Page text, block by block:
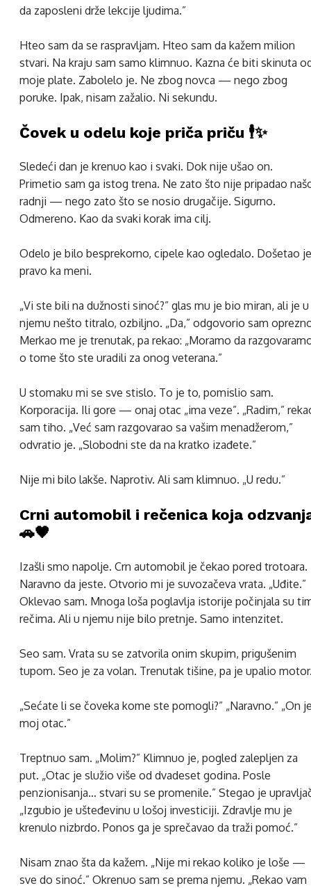
da zaposleni drže lekcije ljudima.”
Hteo sam da se raspravljam. Hteo sam da kažem milion
stvari. Na kraju sam samo klimnuo. Kazna će biti skinuta
moje plate. Zabolelo je. Ne zbog novca — nego zbog
poruke. Ipak, nisam zažalio. Ni sekundu.
Čovek u odelu koje priča priču 🕴️✨
Sledeći dan je krenuo kao i svaki. Dok nije ušao on.
Primetio sam ga istog trena. Ne zato što nije pripadao
radnji — nego zato što se nosio drugačije. Sigurno.
Odmereno. Kao da svaki korak ima cilj.
Odelо je bilo besprekorno, cipele kao ogledalo. Došetao je
pravo ka meni.
„Vi ste bili na dužnosti sinoć?” glas mu je bio miran, ali je u
njemu nešto titralo, ozbiljno. „Da,” odgovorio sam
Merkao me je trenutak, pa rekao: „Moramo da
o tome što ste uradili za onog veterana.”
U stomaku mi se sve stislo. To je to, pomislio sam.
Korporacija. Ili gore — onaj otac „ima veze”. „Radim,”
sam tiho. „Već sam razgovarao sa vašim menadžerom,”
odvratio je. „Slobodni ste da na kratko izađete.”
Nije mi bilo lakše. Naprotiv. Ali sam klimnuo. „U redu.”
Crni automobil i rečenica koja
🚗🖤
Izašli smo napolje. Crn automobil je čekao pored trotoara.
Naravno da jeste. Otvorio mi je suvozačeva vrata. „Uđite.”
Oklevao sam. Mnoga loša poglavlja istorije počinjala su
rečima. Ali u njemu nije bilo pretnje. Samo intenzitet.
Seo sam. Vrata su se zatvorila onim skupim, prigušenim
tupom. Seo je za volan. Trenutak tišine, pa je upalio
„Sećate li se čoveka kome ste pomogli?” „Naravno.” „On
moj otac.”
Treptnuo sam. „Molim?” Klimnuo je, pogled zalepljen za
put. „Otac je služio više od dvadeset godina. Posle
penzionisanja… stvari su se promenile.” Stegao je
„Izgubio je ušteđevinu u lošoj investiciji. Zdravlje mu je
krenulo nizbrdo. Ponos ga je sprečavao da traži pomoć.”
Nisam znao šta da kažem. „Nije mi rekao koliko je loše —
sve do sinoć.” Okrenuo sam se prema njemu. „Rekao vam